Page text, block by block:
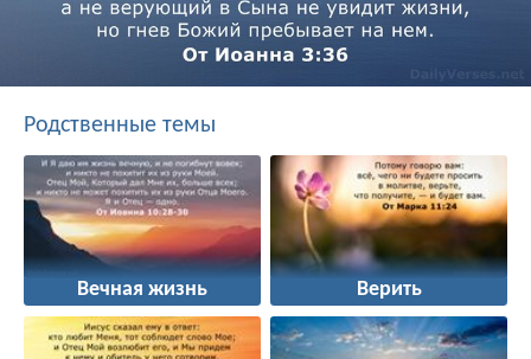
Родственные темы
Вечная жизнь Верить